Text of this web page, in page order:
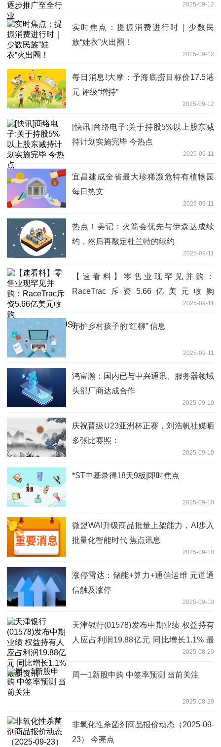
2025-09-12
实时焦点：提振消费进行时｜少数民
族“娃衣”火出圈！
2025-09-12
每日消息!大摩：予海底捞目标价17.5港
元 评级“增持”
2025-09-12
[快讯]商络电子:关于持股5%以上股东减
持计划实施完毕 今热点
2025-09-11
宜昌建成全省最大珍稀濒危特有植物园
每日热文
2025-09-11
热点！美记：火箭会优先与伊森达成续
约，然后再敲定杜兰特的续约
2025-09-11
【速看料】零售业现罕见并购：
RaceTrac斥资5.66亿美元收购
Potbelly(PBPB.US)，溢价高达47%2025-09-11
守护乡村孩子的“红柳” 信息
2025-09-11
鸿富瀚：国内已与中兴通讯、服务器领域
头部厂商达成合作
2025-09-10
庆祝晋级U23亚洲杯正赛，刘浩帆社媒晒
多张比赛照：
2025-09-10
*ST中基录得18天9板|即时焦点
2025-09-10
微盟WAI升级商品批量上架能力，AI步入
批量化智能时代 焦点讯息
2025-09-10
涨停雷达：储能+算力+通信运维 元道通
信触及涨停
2025-09-10
天津银行(01578)发布中期业绩 权益持有
人应占利润19.88亿元 同比增长1.1% 最
2025-08-29
周一1新股申购 中签率预测 当前关注
2025-08-29
非氧化性杀菌剂商品报价动态（2025-09-
23） 今亮点